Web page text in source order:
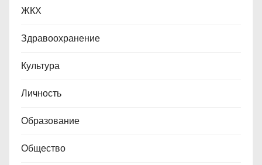
п
и
с
е
ЖКХ
Здравоохранение
Культура
Личность
Образование
Общество